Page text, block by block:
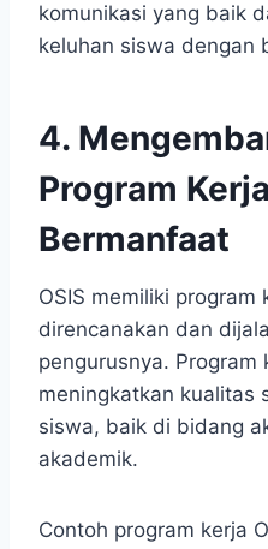
komunikasi yang baik
keluhan siswa dengan
4.
Program
Bermanfaat
OSIS memiliki program
direncanakan dan
pengurusnya.
meningkatkan kualitas
siswa, baik di bidang
akademik.
Contoh program kerja